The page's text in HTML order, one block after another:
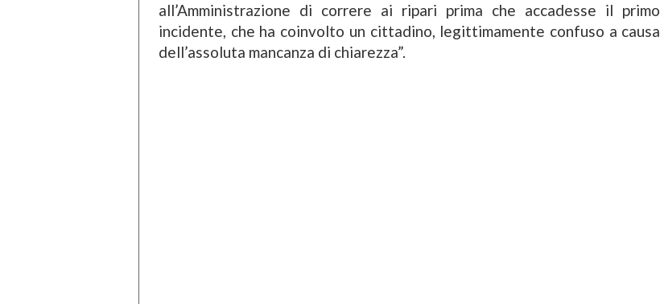
all’Amministrazione di correre ai ripari prima che accadesse il primo
incidente, che ha coinvolto un cittadino, legittimamente confuso a causa
dell’assoluta mancanza di chiarezza”.